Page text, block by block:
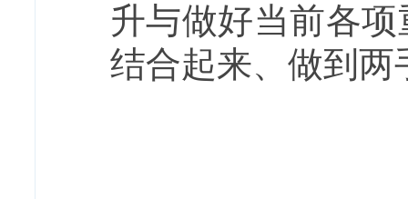
升与做好当前各
结合起来、做到